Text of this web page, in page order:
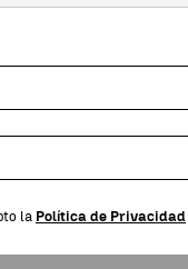
la Política de Privacidad